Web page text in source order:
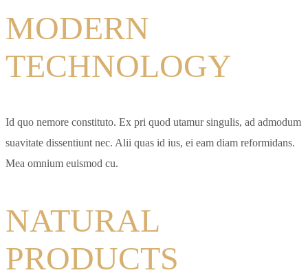
MODERN
TECHNOLOGY
Id quo nemore constituto. Ex pri quod utamur singulis, ad admodum
suavitate dissentiunt nec. Alii quas id ius, ei eam diam reformidans.
Mea omnium euismod cu.
NATURAL
PRODUCTS